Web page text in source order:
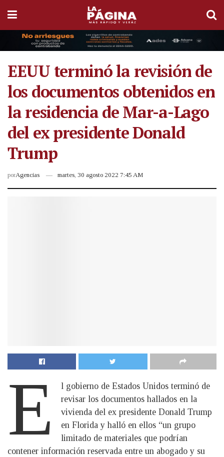
EEUU terminó la revisión de
los documentos obtenidos en
la residencia de Mar-a-Lago
del ex presidente Donald
Trump
porAgencias martes, 30 agosto 2022 7:45 AM
E
l gobierno de Estados Unidos terminó de
revisar los documentos hallados en la
vivienda del ex presidente Donald Trump
en Florida y halló en ellos “un grupo
limitado de materiales que podrían
contener información reservada entre un abogado y su